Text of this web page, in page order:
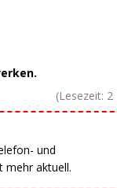
(Lesezeit: 2
und
mehr aktuell.